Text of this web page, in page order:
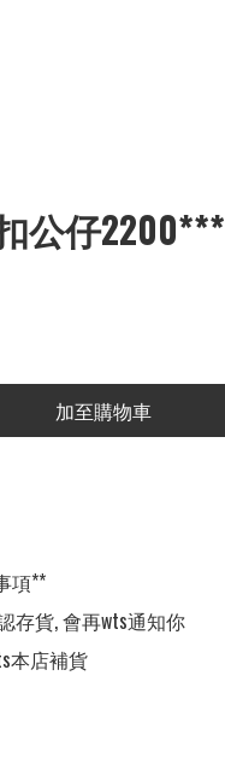
公仔2200***
加至購物車
項**
存貨, 會再wts通知你
本店補貨